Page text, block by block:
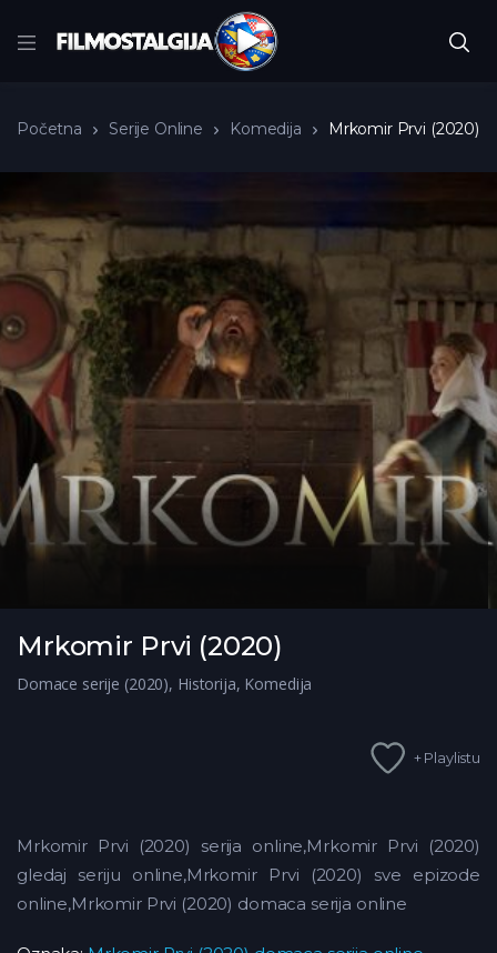
Početna Serije Online Komedija Mrkomir Prvi (2020)
Mrkomir Prvi (2020)
Domace serije (2020), Historija, Komedija
+ Playlistu
Mrkomir Prvi (2020) serija online,Mrkomir Prvi (2020)
gledaj seriju online,Mrkomir Prvi (2020) sve epizode
online,Mrkomir Prvi (2020) domaca serija online